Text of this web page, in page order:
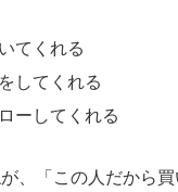
てくれる
してくれる
ーしてくれる
、「この人だから